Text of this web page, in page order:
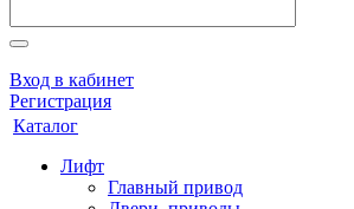
Вход в кабинет
Регистрация
Каталог
Лифт
Главный привод